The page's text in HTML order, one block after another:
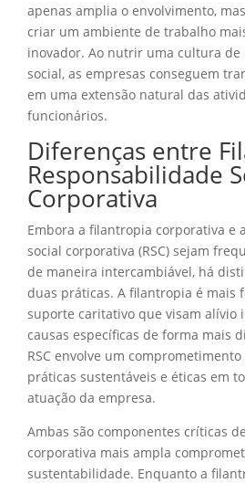
apenas amplia o envolvimento,
criar um ambiente de trabalho
inovador. Ao nutrir uma cultura
social, as empresas conseguem
em uma extensão natural das
funcionários.
Diferenças entre
Responsabilidade
Corporativa
Embora a filantropia corporativa e
social corporativa (RSC) sejam
de maneira intercambiável, há
duas práticas. A filantropia é mais
suporte caritativo que visam alívio
causas específicas de forma mais
RSC envolve um
práticas sustentáveis e éticas em
atuação da empresa.
Ambas são componentes críticas
corporativa mais ampla
sustentabilidade. Enquanto a